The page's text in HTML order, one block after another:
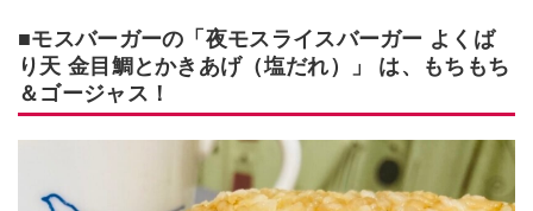
■モスバーガーの「夜モスライスバーガー よくば
り天 金目鯛とかきあげ（塩だれ）」 は、もちもち
＆ゴージャス！